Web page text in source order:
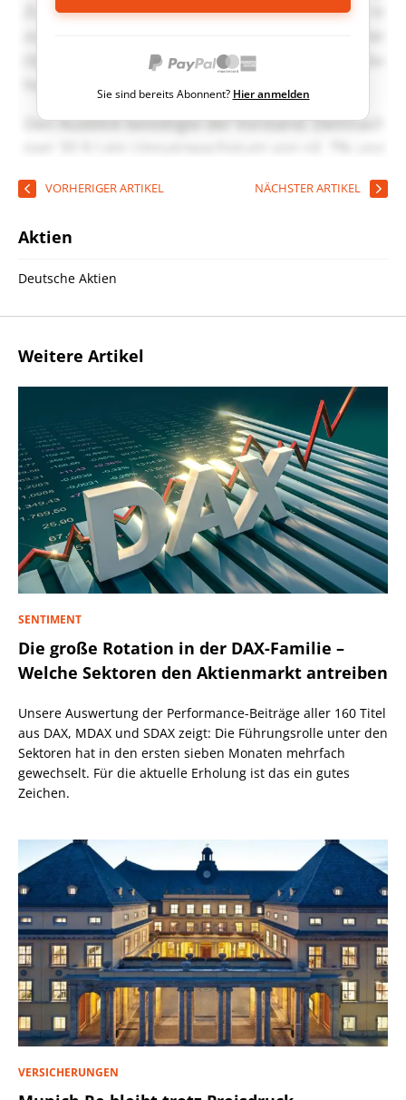
Sie sind bereits Abonnent? Hier anmelden
VORHERIGER ARTIKEL NÄCHSTER ARTIKEL
Aktien
Deutsche Aktien
Weitere Artikel
SENTIMENT
Die große Rotation in der DAX-Familie –
Welche Sektoren den Aktienmarkt antreiben
Unsere Auswertung der Performance-Beiträge aller 160 Titel
aus DAX, MDAX und SDAX zeigt: Die Führungsrolle unter den
Sektoren hat in den ersten sieben Monaten mehrfach
gewechselt. Für die aktuelle Erholung ist das ein gutes
Zeichen.
VERSICHERUNGEN